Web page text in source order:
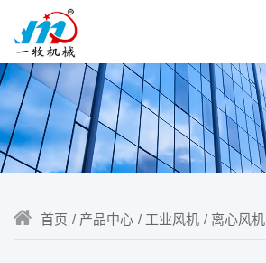
首页 产品中心 工业风机 离心风机